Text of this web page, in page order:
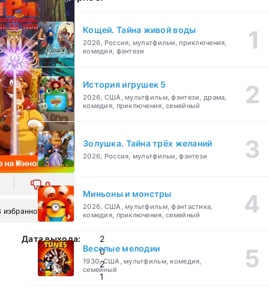
Конь
на
троне
(2021)
0
избранное
Дата выхода:
2
0
2
1
Кощей. Тайна живой воды
2026, Россия, мультфильм, приключения,
комедия, фэнтези
История игрушек 5
2026, США, мультфильм, фэнтези, драма,
комедия, приключения, семейный
Золушка. Тайна трёх желаний
2026, Россия, мультфильм, фэнтези
Миньоны и монстры
2026, США, мультфильм, фантастика,
комедия, приключения, семейный
Веселые мелодии
1930, США, мультфильм, комедия,
семейный